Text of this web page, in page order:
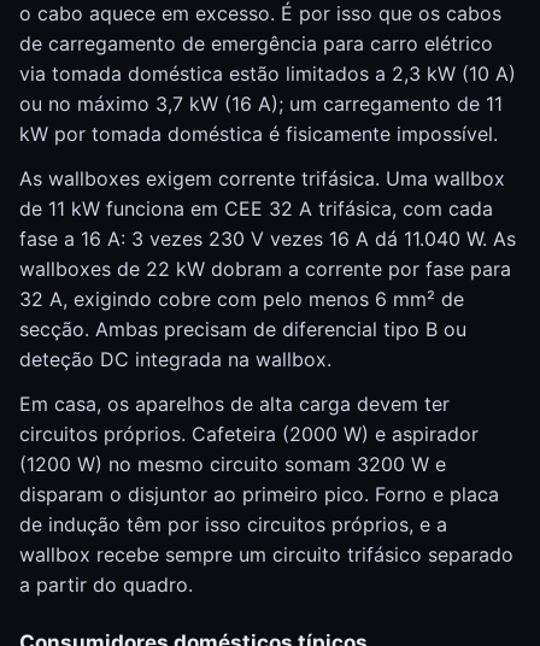
o cabo aquece em excesso. É por isso que os cabos
de carregamento de emergência para carro elétrico
via tomada doméstica estão limitados a 2,3 kW (10 A)
ou no máximo 3,7 kW (16 A); um carregamento de 11
kW por tomada doméstica é fisicamente impossível.
As wallboxes exigem corrente trifásica. Uma wallbox
de 11 kW funciona em CEE 32 A trifásica, com cada
fase a 16 A: 3 vezes 230 V vezes 16 A dá 11.040 W. As
wallboxes de 22 kW dobram a corrente por fase para
32 A, exigindo cobre com pelo menos 6 mm² de
secção. Ambas precisam de diferencial tipo B ou
deteção DC integrada na wallbox.
Em casa, os aparelhos de alta carga devem ter
circuitos próprios. Cafeteira (2000 W) e aspirador
(1200 W) no mesmo circuito somam 3200 W e
disparam o disjuntor ao primeiro pico. Forno e placa
de indução têm por isso circuitos próprios, e a
wallbox recebe sempre um circuito trifásico separado
a partir do quadro.